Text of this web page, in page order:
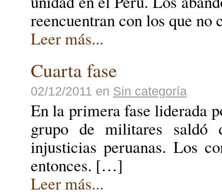
reencuentran con los que
Leer más...
Cuarta fase
02/12/2011 en Sin categoría
En la primera fase liderada
grupo de militares saldó
injusticias peruanas. Los
entonces. […]
Leer más...